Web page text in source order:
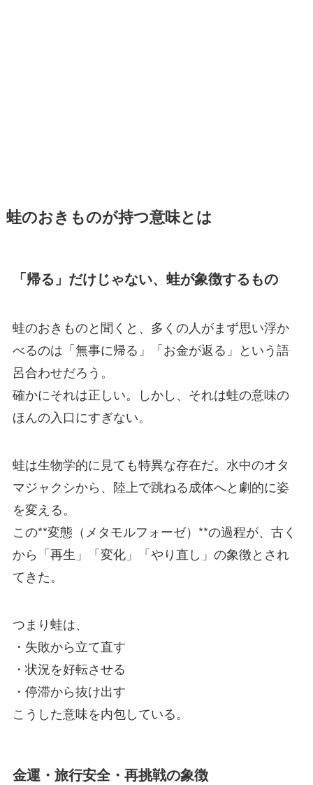
蛙のおきものが持つ意味とは
「帰る」だけじゃない、蛙が象徴するもの
蛙のおきものと聞くと、多くの人がまず思い浮か
べるのは「無事に帰る」「お金が返る」という語
呂合わせだろう。
確かにそれは正しい。しかし、それは蛙の意味の
ほんの入口にすぎない。
蛙は生物学的に見ても特異な存在だ。水中のオタ
マジャクシから、陸上で跳ねる成体へと劇的に姿
を変える。
この**変態（メタモルフォーゼ）**の過程が、古く
から「再生」「変化」「やり直し」の象徴とされ
てきた。
つまり蛙は、
・失敗から立て直す
・状況を好転させる
・停滞から抜け出す
こうした意味を内包している。
金運・旅行安全・再挑戦の象徴